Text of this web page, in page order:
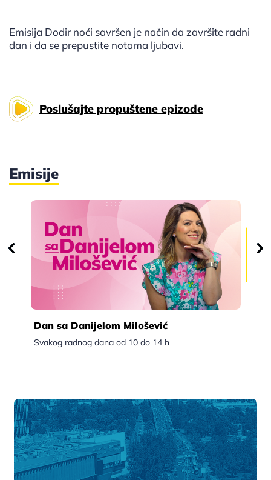
Emisija Dodir noći savršen je način da završite radni
dan i da se prepustite notama ljubavi.
Poslušajte propuštene epizode
Emisije
Dan sa Danijelom Milošević
Svakog radnog dana od 10 do 14 h